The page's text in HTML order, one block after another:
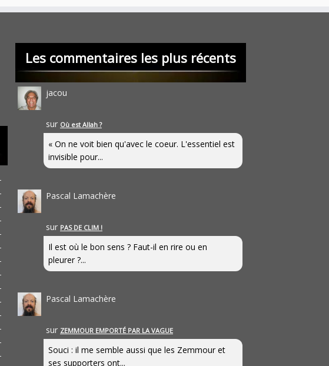
Les commentaires les plus récents
jacou
sur Où est Allah ?
« On ne voit bien qu'avec le coeur. L'essentiel est
invisible pour...
Pascal Lamachère
sur PAS DE CLIM !
Il est où le bon sens ? Faut-il en rire ou en
pleurer ?...
Pascal Lamachère
sur ZEMMOUR EMPORTÉ PAR LA VAGUE
Souci : il me semble aussi que les Zemmour et
ses supporters ont...